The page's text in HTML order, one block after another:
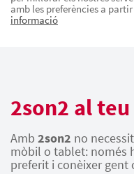
amb les preferències a
informació
2son2 al
Amb 2son2 no
mòbil o tablet: només
preferit i conèixer gent